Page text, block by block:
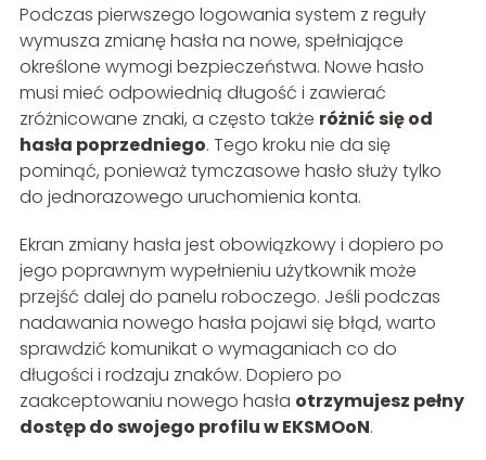
Podczas pierwszego logowania system z reguły
wymusza zmianę hasła na nowe, spełniające
określone wymogi bezpieczeństwa. Nowe hasło
musi mieć odpowiednią długość i zawierać
zróżnicowane znaki, a często także różnić się od
hasła poprzedniego. Tego kroku nie da się
pominąć, ponieważ tymczasowe hasło służy tylko
do jednorazowego uruchomienia konta.
Ekran zmiany hasła jest obowiązkowy i dopiero po
jego poprawnym wypełnieniu użytkownik może
przejść dalej do panelu roboczego. Jeśli podczas
nadawania nowego hasła pojawi się błąd, warto
sprawdzić komunikat o wymaganiach co do
długości i rodzaju znaków. Dopiero po
zaakceptowaniu nowego hasła otrzymujesz pełny
dostęp do swojego profilu w EKSMOoN.